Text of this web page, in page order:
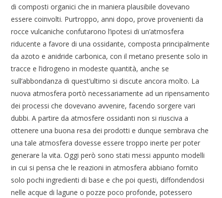
di composti organici che in maniera plausibile dovevano
essere coinvolti. Purtroppo, anni dopo, prove provenienti da
rocce vulcaniche confutarono l’ipotesi di un’atmosfera
riducente a favore di una ossidante, composta principalmente
da azoto e anidride carbonica, con il metano presente solo in
tracce e l’idrogeno in modeste quantità, anche se
sull’abbondanza di quest’ultimo si discute ancora molto. La
nuova atmosfera portò necessariamente ad un ripensamento
dei processi che dovevano avvenire, facendo sorgere vari
dubbi. A partire da atmosfere ossidanti non si riusciva a
ottenere una buona resa dei prodotti e dunque sembrava che
una tale atmosfera dovesse essere troppo inerte per poter
generare la vita. Oggi però sono stati messi appunto modelli
in cui si pensa che le reazioni in atmosfera abbiano fornito
solo pochi ingredienti di base e che poi questi, diffondendosi
nelle acque di lagune o pozze poco profonde, potessero